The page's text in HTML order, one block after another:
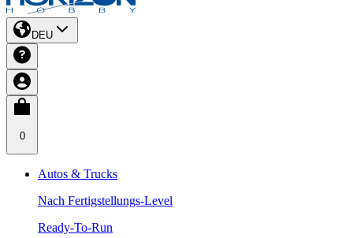
DEU
0
Autos & Trucks
Nach Fertigstellungs-Level
Ready-To-Run